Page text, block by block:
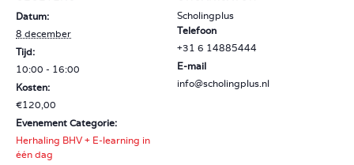
Datum:
8 december
Tijd:
10:00 - 16:00
Kosten:
€120,00
Evenement Categorie:
Herhaling BHV + E-learning in
één dag
Scholingplus
Telefoon
+31 6 14885444
E-mail
info@scholingplus.nl